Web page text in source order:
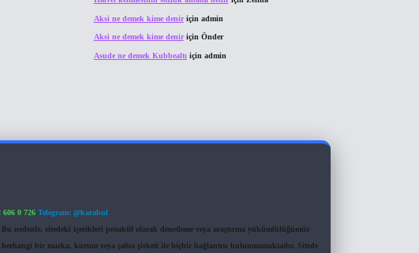
Aksi ne demek kime deniriçin admin
Aksi ne demek kime deniriçin Önder
Asude ne demek Kubbealtı için admin
606 0 726 Telegram: @karabul
nedenle, sitedeki içerikleri proaktif olarak denetleme veya araştırma yükümlülüğümüz
bir marka, kurum veya şahıs şirketi ile hiçbir bağlantısı bulunmamaktadır. Sitede